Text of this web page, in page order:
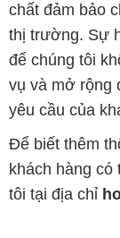
chất đảm bảo
thị trường. Sự
để chúng tôi
vụ và mở rộng
yêu cầu của
Để biết thêm
khách hàng có
tôi tại địa chỉ